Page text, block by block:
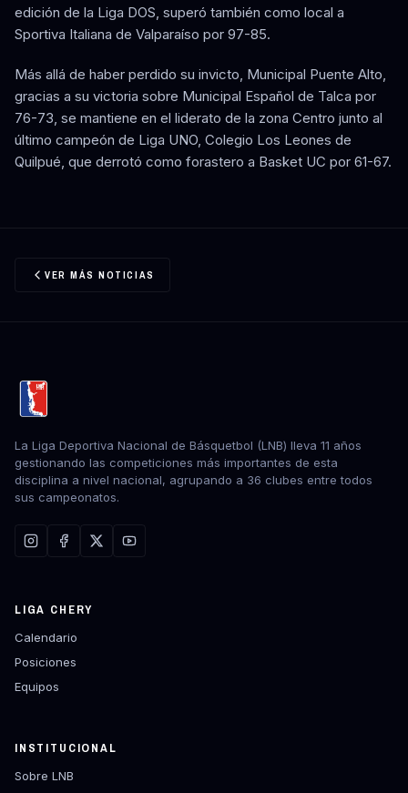
edición de la Liga DOS, superó también como local a
Sportiva Italiana de Valparaíso por 97-85.
Más allá de haber perdido su invicto, Municipal Puente Alto,
gracias a su victoria sobre Municipal Español de Talca por
76-73, se mantiene en el liderato de la zona Centro junto al
último campeón de Liga UNO, Colegio Los Leones de
Quilpué, que derrotó como forastero a Basket UC por 61-67.
VER MÁS NOTICIAS
La Liga Deportiva Nacional de Básquetbol (LNB) lleva 11 años
gestionando las competiciones más importantes de esta
disciplina a nivel nacional, agrupando a 36 clubes entre todos
sus campeonatos.
LIGA CHERY
Calendario
Posiciones
Equipos
INSTITUCIONAL
Sobre LNB